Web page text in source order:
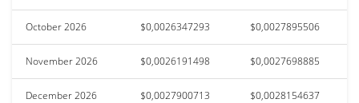
October 2026 $0,0026347293 $0,0027895506
November 2026 $0,0026191498 $0,0027698885
December 2026 $0,0027900713 $0,0028154637